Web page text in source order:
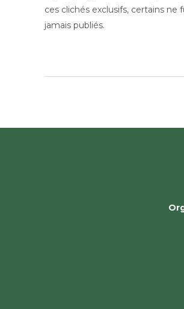
ces clichés exclusifs, certains ne
jamais publiés.